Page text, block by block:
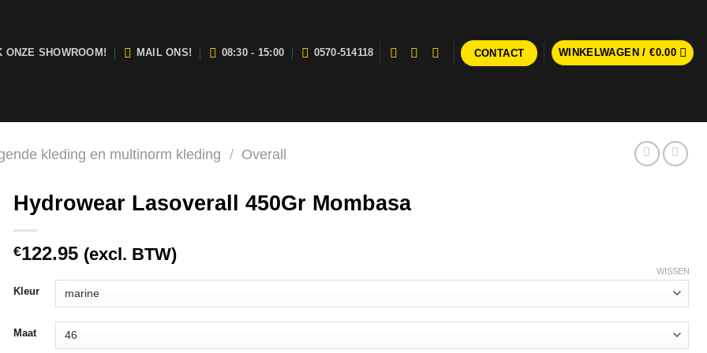
ONZE SHOWROOM! MAIL ONS! 08:30 - 15:00 0570-514118 CONTACT WINKELWAGEN /€0.00
kleding en multinorm kleding / Overall
Hydrowear Lasoverall 450Gr Mombasa
€122.95 (excl. BTW)
Kleur
Maat
WISSEN